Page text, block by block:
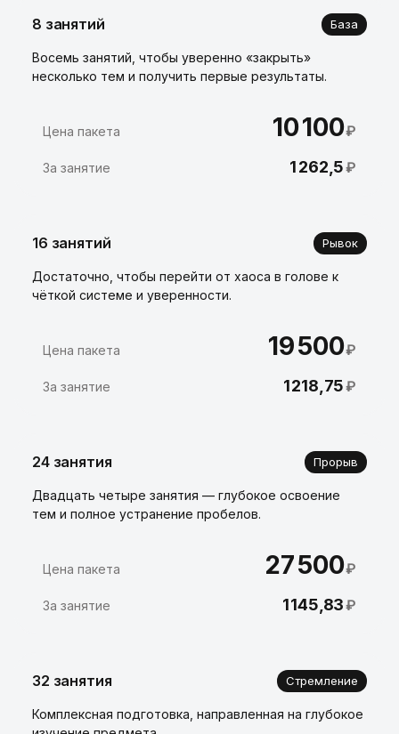
8 занятий База
Восемь занятий, чтобы уверенно «закрыть»
несколько тем и получить первые результаты.
Цена пакета 10 100₽
За занятие 1 262,5₽
16 занятий Рывок
Достаточно, чтобы перейти от хаоса в голове к
чёткой системе и уверенности.
Цена пакета 19 500₽
За занятие 1 218,75₽
24 занятия Прорыв
Двадцать четыре занятия — глубокое освоение
тем и полное устранение пробелов.
Цена пакета 27 500₽
За занятие 1 145,83₽
32 занятия Стремление
Комплексная подготовка, направленная на глубокое